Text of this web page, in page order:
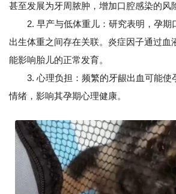
甚至发展为牙周脓肿，增加口腔感染的风
2. 早产与低体重儿：研究表明，孕期
出生体重之间存在关联。炎症因子通过血
能影响胎儿的正常发育。
3. 心理负担：频繁的牙龈出血可能使
情绪，影响其孕期心理健康。